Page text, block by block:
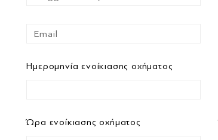
Ημερομηνία ενοίκιασης οχήματος
Ώρα ενοίκιασης οχήματος